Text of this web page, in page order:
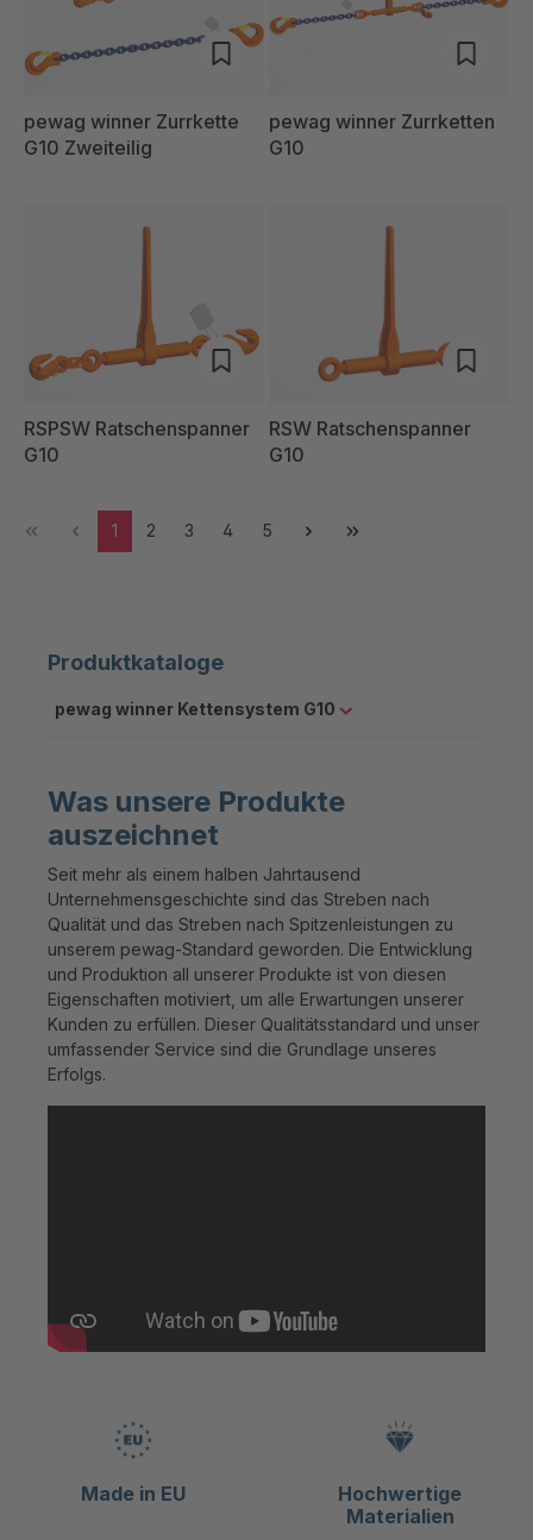
pewag winner Zurrkette
G10 Zweiteilig
pewag winner Zurrketten
G10
RSPSW Ratschenspanner
G10
RSW Ratschenspanner
G10
1 2 3 4 5
Produktkataloge
pewag winner Kettensystem G10
Was unsere Produkte
auszeichnet
Seit mehr als einem halben Jahrtausend
Unternehmensgeschichte sind das Streben nach
Qualität und das Streben nach Spitzenleistungen zu
unserem pewag-Standard geworden. Die Entwicklung
und Produktion all unserer Produkte ist von diesen
Eigenschaften motiviert, um alle Erwartungen unserer
Kunden zu erfüllen. Dieser Qualitätsstandard und unser
umfassender Service sind die Grundlage unseres
Erfolgs.
Made in EU
Hochwertige
Materialien